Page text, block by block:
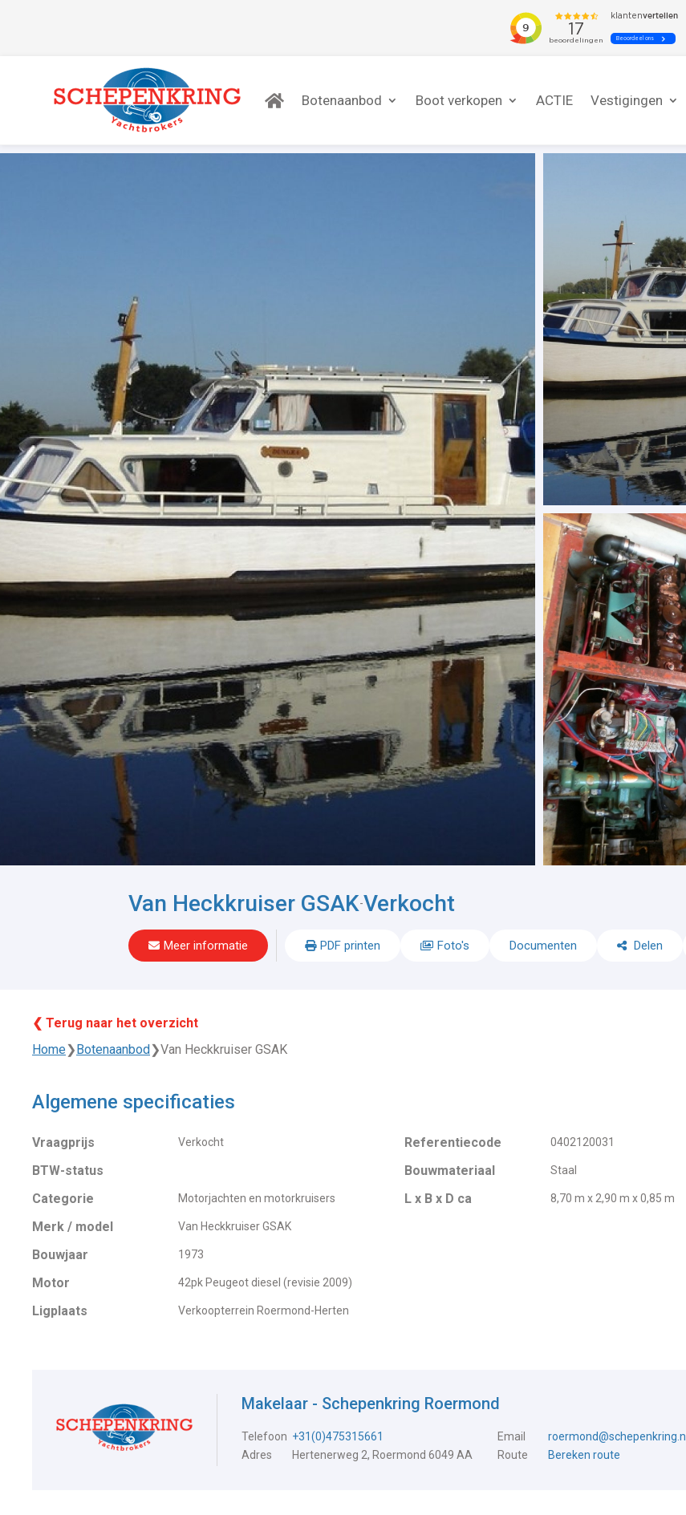
Botenaanbod Boot verkopen ACTIE Vestigingen
Van Heckkruiser GSAK-Verkocht
Meer informatie PDF printen Foto's Documenten Delen
❮ Terug naar het overzicht
Home❯ Botenaanbod ❯Van Heckkruiser GSAK
Algemene specificaties
Vraagprijs Verkocht
BTW-status
Categorie
Motorjachten en motorkruisers
Merk / model Van Heckkruiser GSAK
Bouwjaar 1973
Motor 42pk Peugeot diesel (revisie 2009)
Ligplaats Verkoopterrein Roermond-Herten
Referentiecode 0402120031
Bouwmateriaal Staal
L x B x D ca 8,70 m x 2,90 m x 0,85 m
Makelaar - Schepenkring Roermond
Telefoon +31(0)475315661 Email
roermond@schepenkring.nl
Adres
Hertenerweg 2, Roermond 6049 AA Route Bereken route